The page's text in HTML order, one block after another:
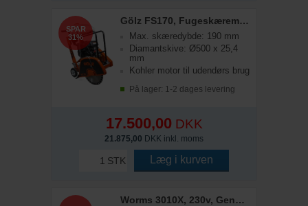
Gölz FS170, Fugeskæremaskine (Kohler Motor)
Max. skæredybde: 190 mm
Diamantskive: Ø500 x 25,4
mm
Kohler motor til udendørs brug
På lager: 1-2 dages levering
17.500,00 DKK
21.875,00 DKK inkl. moms
STK Læg i kurven
SPAR
31%
Worms 3010X, 230v, Generator